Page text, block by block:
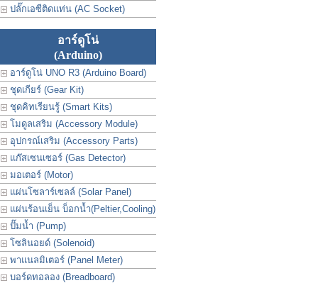
ปลั๊กเอซีติดแท่น (AC Socket)
อาร์ดูโน่
(Arduino)
อาร์ดูโน่ UNO R3 (Arduino Board)
ชุดเกียร์ (Gear Kit)
ชุดคิทเรียนรู้ (Smart Kits)
โมดูลเสริม (Accessory Module)
อุปกรณ์เสริม (Accessory Parts)
แก๊สเซนเซอร์ (Gas Detector)
มอเตอร์ (Motor)
แผ่นโซลาร์เซลล์ (Solar Panel)
แผ่นร้อนเย็น บ็อกน้ำ(Peltier,Cooling)
ปั๊มน้ำ (Pump)
โซลินอยด์ (Solenoid)
พาแนลมิเตอร์ (Panel Meter)
บอร์ดทอลอง (Breadboard)